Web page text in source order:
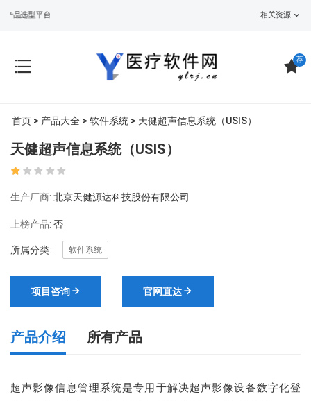
型平台 相关资源
荐
首页 > 产品大全 > 软件系统 > 天健超声信息系统（USIS）
天健超声信息系统（USIS）
生产厂商: 北京天健源达科技股份有限公司
上榜产品: 否
所属分类: 软件系统
项目咨询 官网直达
产品介绍 所有产品
超声影像信息管理系统是专用于解决超声影像设备数字化登